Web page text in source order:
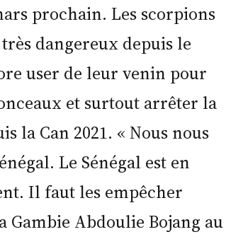
prochain. Les scorpions
dangereux depuis le
user de leur venin pour
et surtout arrêter la
la Can 2021. « Nous nous
Le Sénégal est en
Il faut les empêcher
Gambie Abdoulie Bojang au